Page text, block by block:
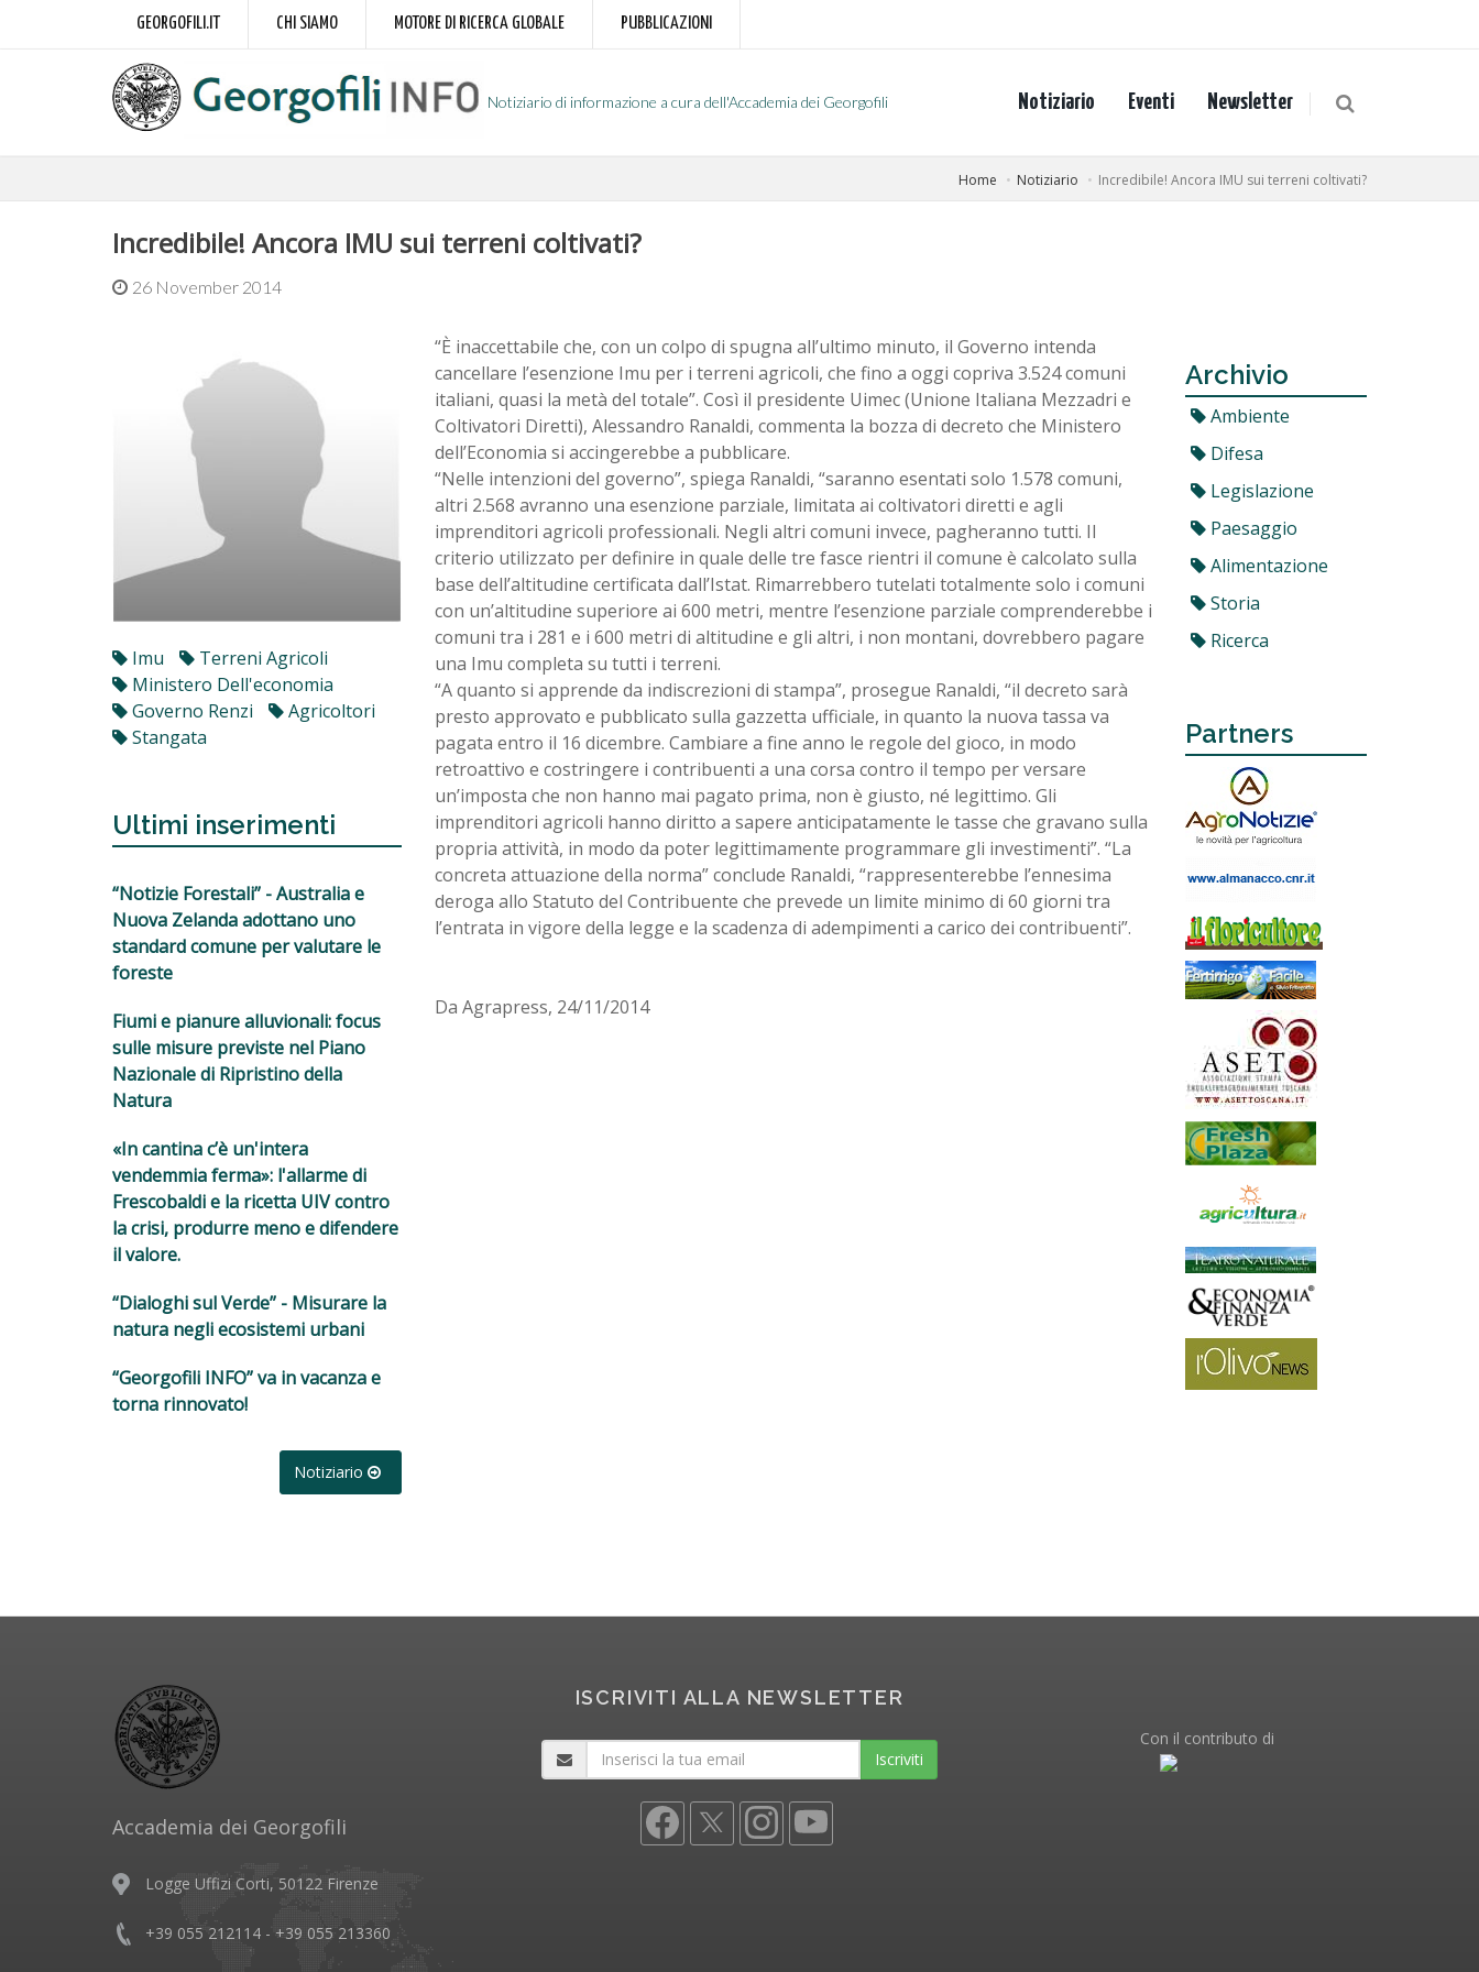
GEORGOFILI.IT CHI SIAMO MOTORE DI RICERCA GLOBALE PUBBLICAZIONI
Notiziario di informazione a cura dell'Accademia dei Georgofili Notiziario Eventi Newsletter
Home Notiziario Incredibile! Ancora IMU sui terreni coltivati?
Incredibile! Ancora IMU sui terreni coltivati?
26 November 2014
Imu
Terreni Agricoli
Ministero Dell'economia
Governo Renzi
Agricoltori
Stangata
Ultimi inserimenti
“Notizie Forestali” - Australia e
Nuova Zelanda adottano uno
standard comune per valutare le
foreste
Fiumi e pianure alluvionali: focus
sulle misure previste nel Piano
Nazionale di Ripristino della
Natura
«In cantina c’è un'intera
vendemmia ferma»: l'allarme di
Frescobaldi e la ricetta UIV contro
la crisi, produrre meno e difendere
il valore.
“Dialoghi sul Verde” - Misurare la
natura negli ecosistemi urbani
“Georgofili INFO” va in vacanza e
torna rinnovato!
Notiziario
“È inaccettabile che, con un colpo di spugna all’ultimo minuto, il Governo intenda
cancellare l’esenzione Imu per i terreni agricoli, che fino a oggi copriva 3.524 comuni
italiani, quasi la metà del totale”. Così il presidente Uimec (Unione Italiana Mezzadri e
Coltivatori Diretti), Alessandro Ranaldi, commenta la bozza di decreto che Ministero
dell’Economia si accingerebbe a pubblicare.
“Nelle intenzioni del governo”, spiega Ranaldi, “saranno esentati solo 1.578 comuni,
altri 2.568 avranno una esenzione parziale, limitata ai coltivatori diretti e agli
imprenditori agricoli professionali. Negli altri comuni invece, pagheranno tutti. Il
criterio utilizzato per definire in quale delle tre fasce rientri il comune è calcolato sulla
base dell’altitudine certificata dall’Istat. Rimarrebbero tutelati totalmente solo i comuni
con un’altitudine superiore ai 600 metri, mentre l’esenzione parziale comprenderebbe i
comuni tra i 281 e i 600 metri di altitudine e gli altri, i non montani, dovrebbero pagare
una Imu completa su tutti i terreni.
“A quanto si apprende da indiscrezioni di stampa”, prosegue Ranaldi, “il decreto sarà
presto approvato e pubblicato sulla gazzetta ufficiale, in quanto la nuova tassa va
pagata entro il 16 dicembre. Cambiare a fine anno le regole del gioco, in modo
retroattivo e costringere i contribuenti a una corsa contro il tempo per versare
un’imposta che non hanno mai pagato prima, non è giusto, né legittimo. Gli
imprenditori agricoli hanno diritto a sapere anticipatamente le tasse che gravano sulla
propria attività, in modo da poter legittimamente programmare gli investimenti”. “La
concreta attuazione della norma” conclude Ranaldi, “rappresenterebbe l’ennesima
deroga allo Statuto del Contribuente che prevede un limite minimo di 60 giorni tra
l’entrata in vigore della legge e la scadenza di adempimenti a carico dei contribuenti”.
Da Agrapress, 24/11/2014
Archivio
Ambiente
Difesa
Legislazione
Paesaggio
Alimentazione
Storia
Ricerca
Partners
Accademia dei Georgofili
Logge Uffizi Corti, 50122 Firenze
+39 055 212114 - +39 055 213360
ISCRIVITI ALLA NEWSLETTER
Iscriviti
Con il contributo di